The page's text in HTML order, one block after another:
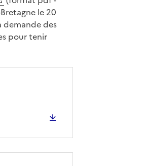
le 20
demande des
pour tenir